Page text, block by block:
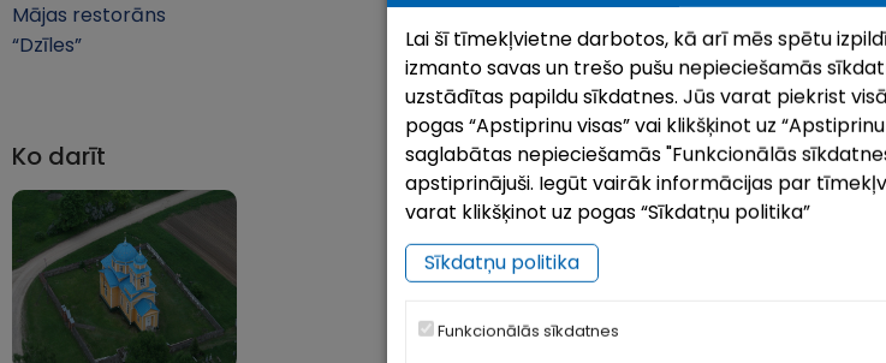
Mājas restorāns
“Dzīles”
Ko darīt
Lai šī tīmekļvietne darbotos, kā arī mēs spētu
izmanto savas un trešo pušu nepieciešamās
uzstādītas papildu sīkdatnes. Jūs varat piekrist
pogas “Apstiprinu visas” vai klikšķinot uz
saglabātas nepieciešamās "Funkcionālās
apstiprinājuši. Iegūt vairāk informācijas par
varat klikšķinot uz pogas “Sīkdatņu politika”
Sīkdatņu politika
Funkcionālās sīkdatnes